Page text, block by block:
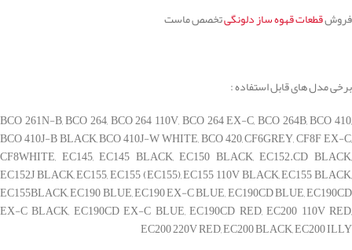
فروشقطعات قهوه ساز دلونگیتخصص ماست
برخی مدل های قابل استفاده :
BCO 261N-B, BCO 264, BCO 264 110V, BCO 264 EX-C, BCO 264B, BCO 410,
BCO 410J-B BLACK, BCO 410J-W WHITE, BCO 420, CF6GREY, CF8F EX-C,
CF8WHITE, EC145, EC145 BLACK, EC150 BLACK, EC152.CD BLACK,
EC152J BLACK, EC155, EC155 (EC155), EC155 110V BLACK, EC155 BLACK,
EC155BLACK, EC190 BLUE, EC190 EX-C BLUE, EC190CD BLUE, EC190CD
EX-C BLACK, EC190CD EX-C BLUE, EC190CD RED, EC200 110V RED,
EC200 220V RED, EC200 BLACK, EC200 ILLY